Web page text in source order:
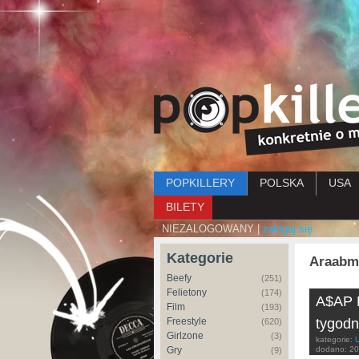
Menu główne
POPKILLERY POLSKA USA
BILETY
NIEZALOGOWANY | zaloguj się
Kategorie
Beefy (251)
Felietony (174)
Film (193)
Freestyle (620)
Girlzone (3)
Gry (9)
A$AP
kategorie:
dodano: